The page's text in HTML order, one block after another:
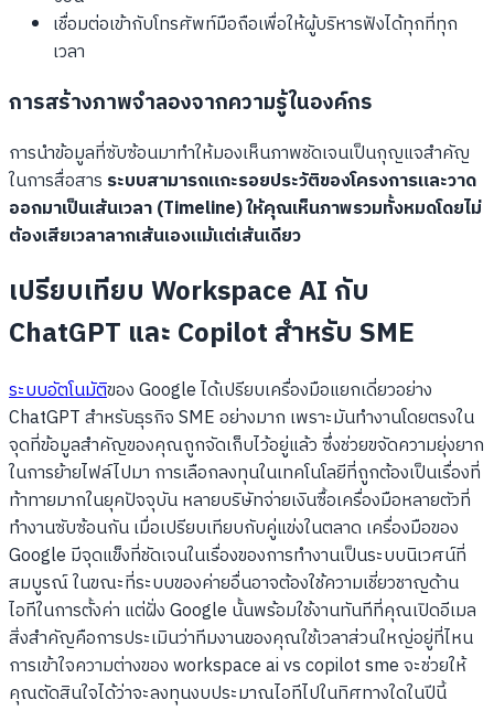
เชื่อมต่อเข้ากับโทรศัพท์มือถือเพื่อให้ผู้บริหารฟังได้ทุกที่ทุก
เวลา
การสร้างภาพจำลองจากความรู้ในองค์กร
การนำข้อมูลที่ซับซ้อนมาทำให้มองเห็นภาพชัดเจนเป็นกุญแจสำคัญ
ในการสื่อสาร ระบบสามารถแกะรอยประวัติของโครงการและวาด
ออกมาเป็นเส้นเวลา (Timeline) ให้คุณเห็นภาพรวมทั้งหมดโดยไม่
ต้องเสียเวลาลากเส้นเองแม้แต่เส้นเดียว
เปรียบเทียบ Workspace AI กับ
ChatGPT และ Copilot สำหรับ SME
ระบบอัตโนมัติของ Google ได้เปรียบเครื่องมือแยกเดี่ยวอย่าง
ChatGPT สำหรับธุรกิจ SME อย่างมาก เพราะมันทำงานโดยตรงใน
จุดที่ข้อมูลสำคัญของคุณถูกจัดเก็บไว้อยู่แล้ว ซึ่งช่วยขจัดความยุ่งยาก
ในการย้ายไฟล์ไปมา การเลือกลงทุนในเทคโนโลยีที่ถูกต้องเป็นเรื่องที่
ท้าทายมากในยุคปัจจุบัน หลายบริษัทจ่ายเงินซื้อเครื่องมือหลายตัวที่
ทำงานซับซ้อนกัน เมื่อเปรียบเทียบกับคู่แข่งในตลาด เครื่องมือของ
Google มีจุดแข็งที่ชัดเจนในเรื่องของการทำงานเป็นระบบนิเวศน์ที่
สมบูรณ์ ในขณะที่ระบบของค่ายอื่นอาจต้องใช้ความเชี่ยวชาญด้าน
ไอทีในการตั้งค่า แต่ฝั่ง Google นั้นพร้อมใช้งานทันทีที่คุณเปิดอีเมล
สิ่งสำคัญคือการประเมินว่าทีมงานของคุณใช้เวลาส่วนใหญ่อยู่ที่ไหน
การเข้าใจความต่างของ workspace ai vs copilot sme จะช่วยให้
คุณตัดสินใจได้ว่าจะลงทุนงบประมาณไอทีไปในทิศทางใดในปีนี้